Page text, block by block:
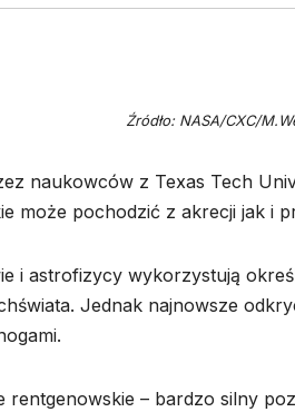
Źródło: NASA/CXC/
naukowców z Texas Tech
może pochodzić z akrecji jak i
i astrofizycy wykorzystują
Jednak najnowsze
rentgenowskie – bardzo silny